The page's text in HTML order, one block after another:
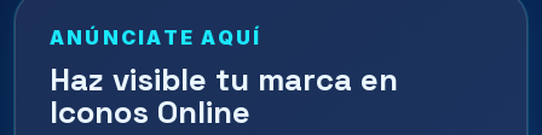
ANÚNCIATE AQUÍ
Haz visible tu marca en
Iconos Online